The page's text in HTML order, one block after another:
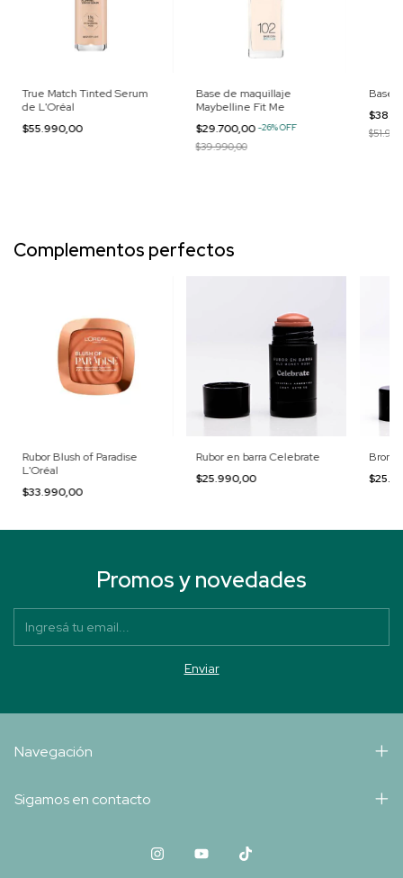
True Match Tinted Serum
de L'Oréal
$55.990,00
Base de maquillaje
Maybelline Fit Me
$29.700,00-26%OFF
$39.990,00
Base
Complementos perfectos
Rubor Blush of Paradise
L'Oréal
$33.990,00
Rubor en barra Celebrate
$25.990,00
Promos y novedades
Navegación
Sigamos en contacto